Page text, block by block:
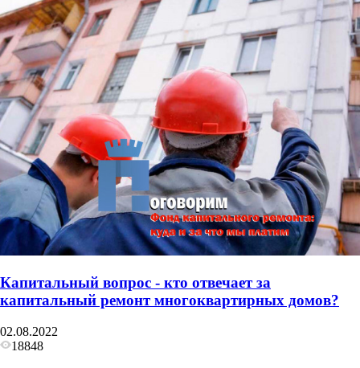
Капитальный вопрос - кто отвечает за
капитальный ремонт многоквартирных домов?
02.08.2022
18848